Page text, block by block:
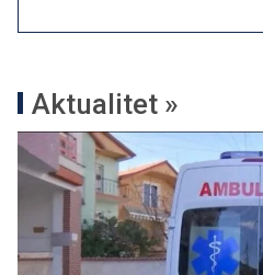
Aktualitet »